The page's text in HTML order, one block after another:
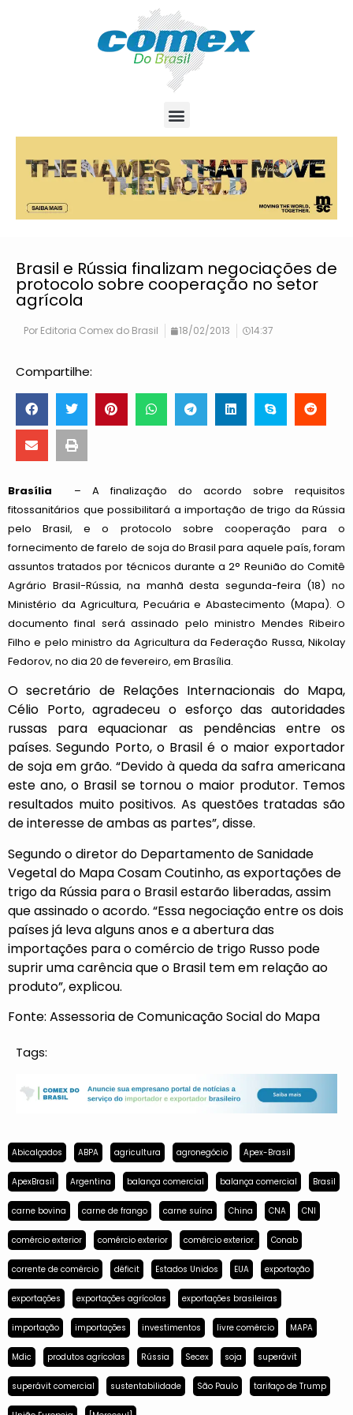
Brasil e Rússia finalizam negociações de
protocolo sobre cooperação no setor
agrícola
Por Editoria Comex do Brasil 18/02/2013 14:37
Compartilhe:
Brasília
– A finalização do acordo sobre requisitos
fitossanitários que possibilitará a importação de trigo da Rússia
pelo Brasil, e o protocolo sobre cooperação para o
fornecimento de farelo de soja do Brasil para aquele país, foram
assuntos tratados por técnicos durante a 2° Reunião do Comitê
Agrário Brasil-Rússia, na manhã desta segunda-feira (18) no
Ministério da Agricultura, Pecuária e Abastecimento (Mapa). O
documento final será assinado pelo ministro Mendes Ribeiro
Filho e pelo ministro da Agricultura da Federação Russa, Nikolay
Fedorov, no dia 20 de fevereiro, em Brasília.
O secretário de Relações Internacionais do Mapa,
Célio Porto, agradeceu o esforço das autoridades
russas para equacionar as pendências entre os
países. Segundo Porto, o Brasil é o maior exportador
de soja em grão. “Devido à queda da safra americana
este ano, o Brasil se tornou o maior produtor. Temos
resultados muito positivos. As questões tratadas são
de interesse de ambas as partes”, disse.
Segundo o diretor do Departamento de Sanidade
Vegetal do Mapa Cosam Coutinho, as exportações de
trigo da Rússia para o Brasil estarão liberadas, assim
que assinado o acordo. “Essa negociação entre os dois
países já leva alguns anos e a abertura das
importações para o comércio de trigo Russo pode
suprir uma carência que o Brasil tem em relação ao
produto”, explicou.
Fonte: Assessoria de Comunicação Social do Mapa
Tags:
Abicalçados ABPA agricultura agronegócio Apex-Brasil
ApexBrasil Argentina balança comercial balança comercial Brasil
carne bovina carne de frango carne suína China CNA CNI
comércio exterior comércio exterior comércio exterior. Conab
corrente de comércio déficit Estados Unidos EUA exportação
exportações exportações agrícolas exportações brasileiras
importação importações investimentos livre comércio MAPA
Mdic produtos agrícolas Rússia Secex soja superávit
superávit comercial sustentabilidade São Paulo tarifaço de Trump